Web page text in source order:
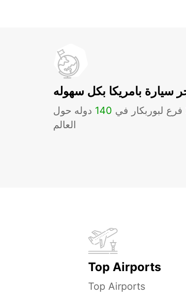
سيارة بامريكا بكل سهوله
فرع لبوربكار في 140 دوله حول
العالم
Top Airports
Top Airports